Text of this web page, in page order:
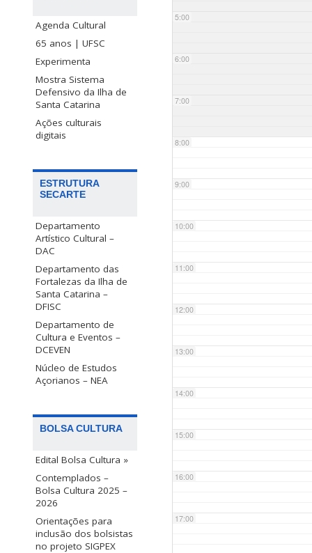
Agenda Cultural
65 anos | UFSC
Experimenta
Mostra Sistema
Defensivo da Ilha de
Santa Catarina
Ações culturais
digitais
ESTRUTURA
SECARTE
Departamento
Artístico Cultural –
DAC
Departamento das
Fortalezas da Ilha de
Santa Catarina –
DFISC
Departamento de
Cultura e Eventos –
DCEVEN
Núcleo de Estudos
Açorianos – NEA
BOLSA CULTURA
Edital Bolsa Cultura »
Contemplados –
Bolsa Cultura 2025 –
2026
Orientações para
inclusão dos bolsistas
no projeto SIGPEX
5:00
6:00
7:00
8:00
9:00
10:00
11:00
12:00
13:00
14:00
15:00
16:00
17:00